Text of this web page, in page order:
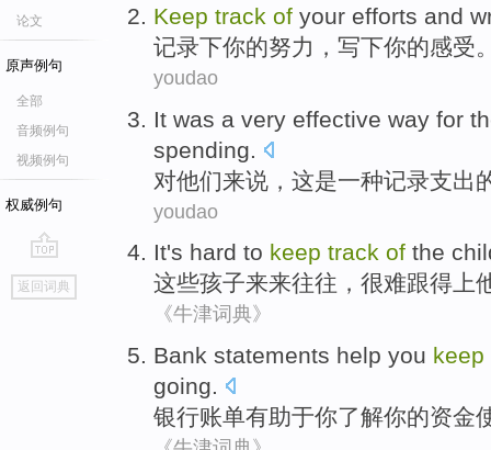
论文
原声例句
全部
音频例句
视频例句
权威例句
go
top
返回词典
Keep track of your efforts and
记录下你的努力 ， 写下你的感受
youdao
It was a very effective way for
spending
对他们来说 ， 这是一种记录支出
youdao
It's hard to keep track of the
这些孩子来来往往 ， 很难跟得上
《牛津词典》
Bank statements help you keep
going.
银行账单有助于你了解你的资金